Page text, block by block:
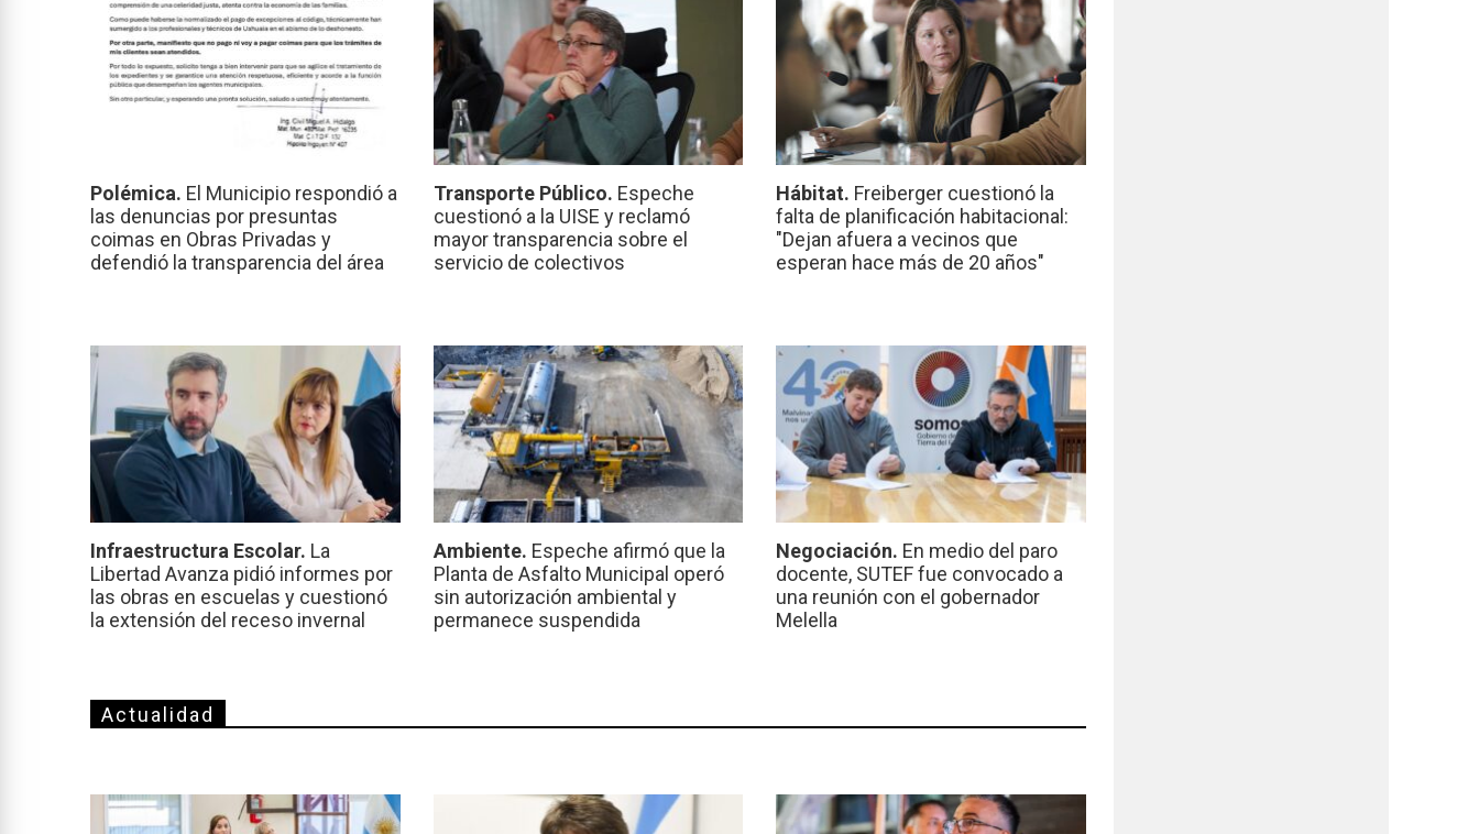
Polémica. El Municipio respondió a
las denuncias por presuntas
coimas en Obras Privadas y
defendió la transparencia del área
Transporte Público. Espeche
cuestionó a la UISE y reclamó
mayor transparencia sobre el
servicio de colectivos
Hábitat. Freiberger cuestionó la
falta de planificación habitacional:
"Dejan afuera a vecinos que
esperan hace más de 20 años"
Infraestructura Escolar. La
Libertad Avanza pidió informes por
las obras en escuelas y cuestionó
la extensión del receso invernal
Ambiente. Espeche afirmó que la
Planta de Asfalto Municipal operó
sin autorización ambiental y
permanece suspendida
Negociación. En medio del paro
docente, SUTEF fue convocado a
una reunión con el gobernador
Melella
Actualidad